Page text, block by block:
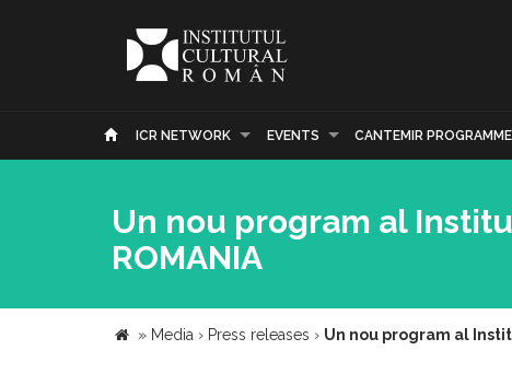
ICR NETWORK EVENTS CANTEMIR PROGRAMME
Un nou program al
ROMANIA
» Media › Press releases › Un nou program al